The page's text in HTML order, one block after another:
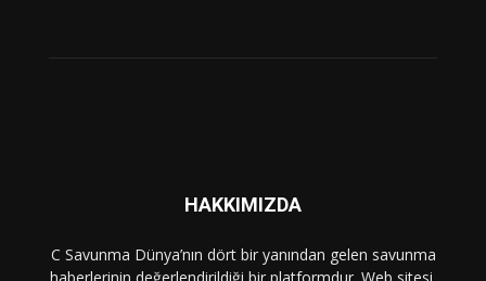
HAKKIMIZDA
C Savunma Dünya’nın dört bir yanından gelen savunma
haberlerinin değerlendirildiği bir platformdur. Web sitesi,